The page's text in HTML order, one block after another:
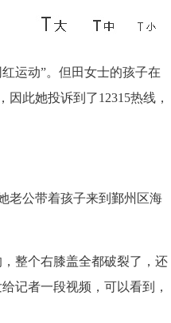
运动”。但 田女士的孩子在
此她投诉到了12315热线，
公带着孩子来到鄞州区海
整个右膝盖全都破裂了，还
记者一段视频，可以看到，